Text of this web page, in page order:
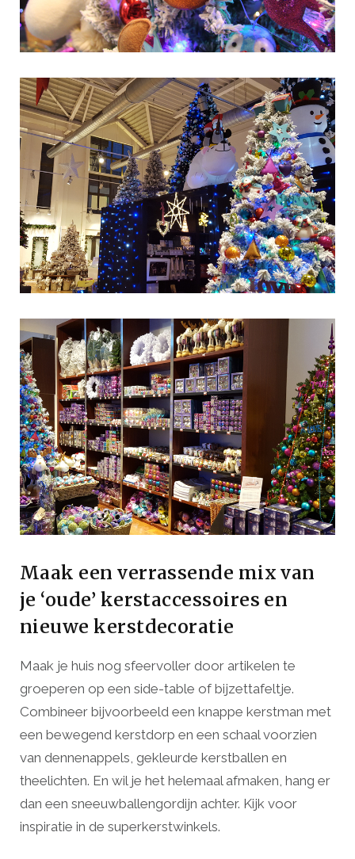
Maak een verrassende mix van
je ‘oude’ kerstaccessoires en
nieuwe kerstdecoratie
Maak je huis nog sfeervoller door artikelen te
groeperen op een side-table of bijzettafeltje.
Combineer bijvoorbeeld een knappe kerstman met
een bewegend kerstdorp en een schaal voorzien
van dennenappels, gekleurde kerstballen en
theelichten. En wil je het helemaal afmaken, hang er
dan een sneeuwballengordijn achter. Kijk voor
inspiratie in de superkerstwinkels.